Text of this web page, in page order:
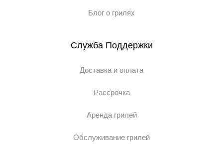
Блог о грилях
Служба Поддержки
Доставка и оплата
Рассрочка
Аренда грилей
Обслуживание грилей